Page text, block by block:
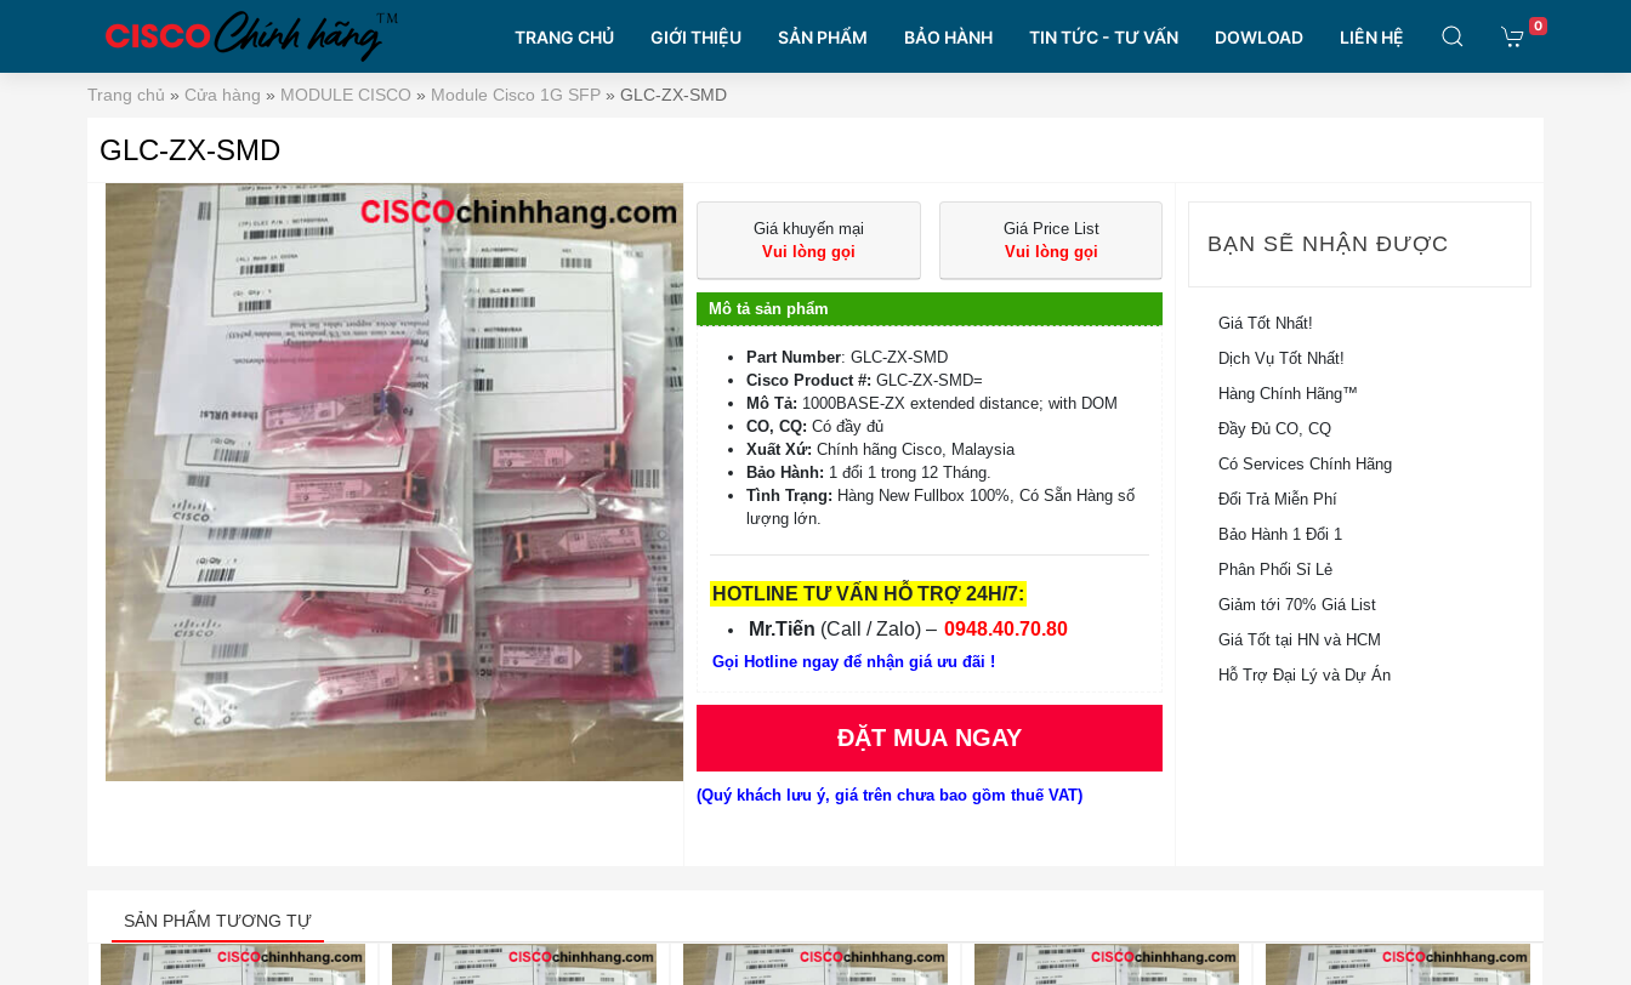
TRANG CHỦ GIỚI THIỆU SẢN PHẨM BẢO HÀNH TIN TỨC - TƯ VẤN DOWLOAD LIÊN HỆ
0
Trang chủ » Cửa hàng » MODULE CISCO » Module Cisco 1G SFP » GLC-ZX-SMD
GLC-ZX-SMD
Giá khuyến mại
Vui lòng gọi
Giá Price List
Vui lòng gọi
Mô tả sản phẩm
Part Number: GLC-ZX-SMD
Cisco Product #:GLC-ZX-SMD=
Mô Tả: 1000BASE-ZX extended distance; with DOM
CO, CQ: Có đầy đủ
Xuất Xứ:Chính hãng Cisco, Malaysia
Bảo Hành: 1 đổi 1 trong 12 Tháng.
Tình Trạng: Hàng New Fullbox 100%, Có Sẵn Hàng số
lượng lớn.
HOTLINE TƯ VẤN HỖ TRỢ 24H/7:
Mr.Tiến (Call / Zalo) – 0948.40.70.80
Gọi Hotline ngay để nhận giá ưu đãi !
ĐẶT MUA NGAY
(Quý khách lưu ý, giá trên chưa bao gồm thuế VAT)
BẠN SẼ NHẬN ĐƯỢC
Giá Tốt Nhất!
Dịch Vụ Tốt Nhất!
Hàng Chính Hãng™
Đầy Đủ CO, CQ
Có Services Chính Hãng
Đổi Trả Miễn Phí
Bảo Hành 1 Đổi 1
Phân Phối Sỉ Lẻ
Giảm tới 70% Giá List
Giá Tốt tại HN và HCM
Hỗ Trợ Đại Lý và Dự Án
SẢN PHẨM TƯƠNG TỰ